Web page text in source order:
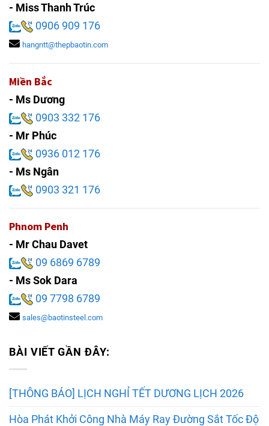
- Miss Thanh Trúc
0906 909 176
hangntt@thepbaotin.com
Miền Bắc
- Ms Dương
0903 332 176
- Mr Phúc
0936 012 176
- Ms Ngân
0903 321 176
Phnom Penh
- Mr Chau Davet
09 6869 6789
- Ms Sok Dara
09 7798 6789
sales@baotinsteel.com
BÀI VIẾT GẦN ĐÂY:
[THÔNG BÁO] LỊCH NGHỈ TẾT DƯƠNG LỊCH 2026
Hòa Phát Khởi Công Nhà Máy Ray Đường Sắt Tốc Độ